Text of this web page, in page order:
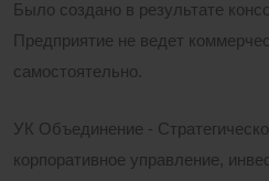
Было создано в результате
Предприятие не ведет
самостоятельно.
УК Объединение -
корпоративное управление,